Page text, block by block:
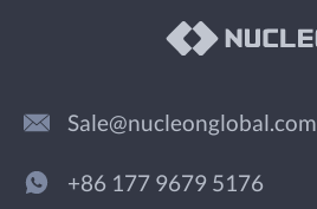
Sale@nucleonglobal.com
+86 177 9679 5176